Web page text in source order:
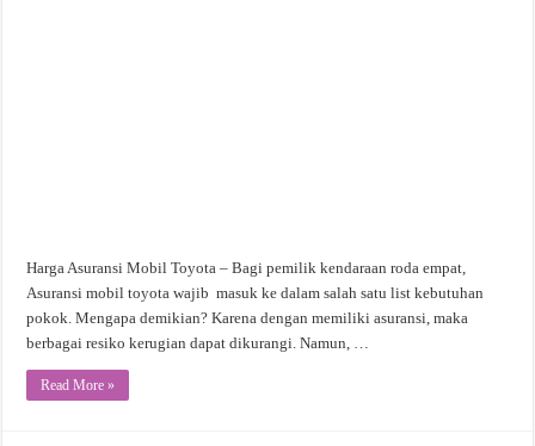
Harga Asuransi Mobil Toyota – Bagi pemilik kendaraan roda empat,
Asuransi mobil toyota wajib masuk ke dalam salah satu list kebutuhan
pokok. Mengapa demikian? Karena dengan memiliki asuransi, maka
berbagai resiko kerugian dapat dikurangi. Namun, …
Read More »